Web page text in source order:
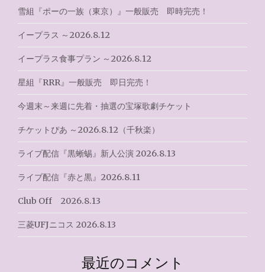
シ
ョ
ン
雪組『ポーの一族（東京）』一般販売 即時完売！
イープラス ～2026.8.12
イープラス食事プラン ～2026.8.12
星組『RRR』一般販売 即日完売！
今週末～来週に先着・抽選の宝塚歌劇チケット
チケットぴあ ～2026.8.12（千秋楽）
ライブ配信『黒蜥蜴』新人公演 2026.8.13
ライブ配信『赤と黒』2026.8.11
Club Off 2026.8.13
三菱UFJニコス 2026.8.13
最近のコメント